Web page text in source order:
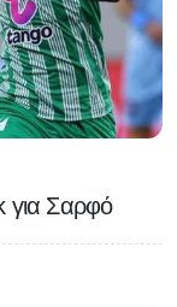
για Σαρφό